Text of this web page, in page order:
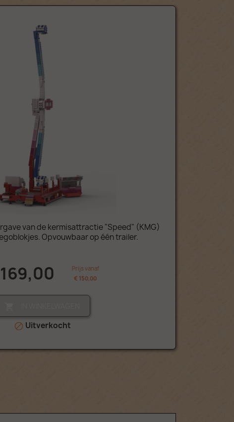
van de kermisattractie "Speed" (KMG)
Opvouwbaar op één trailer.
Prijs vanaf
€ 150,00
 Uitverkocht